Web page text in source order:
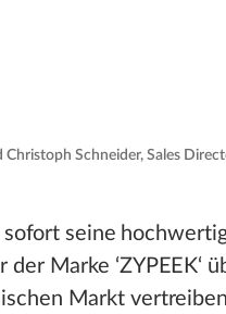
Schneider, Sales
seine
Marke ‘ZYPEEK‘
Markt